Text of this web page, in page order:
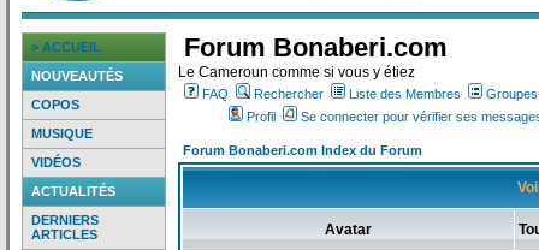
> ACCUEIL
NOUVEAUTÉS
COPOS
MUSIQUE
VIDÉOS
ACTUALITÉS
DERNIERS
ARTICLES
Forum Bonaberi.com
Le Cameroun comme si vous y étiez
FAQ Rechercher Liste des Membres
Profil
Se connecter pour vérifier ses
Forum Bonaberi.com Index du Forum
Avatar